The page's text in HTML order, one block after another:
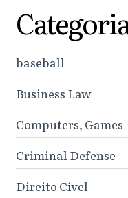
baseball
Business Law
Computers, Games
Criminal Defense
Direito Cível